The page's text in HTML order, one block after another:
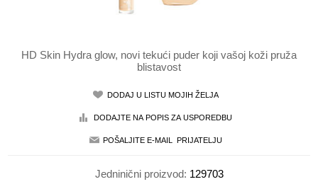
HD Skin Hydra glow, novi tekući puder koji vašoj koži pruža
blistavost
Jedninični proizvod: 129703